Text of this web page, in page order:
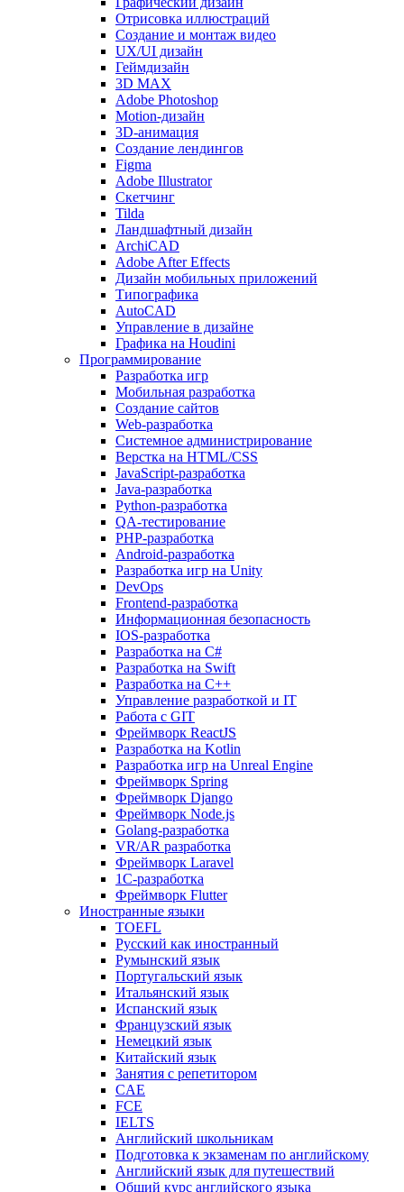
Отрисовка иллюстраций
Создание и монтаж видео
UX/UI дизайн
Геймдизайн
3D MAX
Adobe Photoshop
Motion-дизайн
3D-анимация
Создание лендингов
Figma
Adobe Illustrator
Скетчинг
Tilda
Ландшафтный дизайн
ArchiCAD
Adobe After Effects
Дизайн мобильных приложений
Типографика
AutoCAD
Управление в дизайне
Графика на Houdini
Программирование
Разработка игр
Мобильная разработка
Создание сайтов
Web-разработка
Системное администрирование
Верстка на HTML/CSS
JavaScript-разработка
Java-разработка
Python-разработка
QA-тестирование
PHP-разработка
Android-разработка
Разработка игр на Unity
DevOps
Frontend-разработка
Информационная безопасность
IOS-разработка
Разработка на C#
Разработка на Swift
Разработка на C++
Управление разработкой и IT
Работа с GIT
Фреймворк ReactJS
Разработка на Kotlin
Разработка игр на Unreal Engine
Фреймворк Spring
Фреймворк Django
Фреймворк Node.js
Golang-разработка
VR/AR разработка
Фреймворк Laravel
1C-разработка
Фреймворк Flutter
Иностранные языки
TOEFL
Русский как иностранный
Румынский язык
Португальский язык
Итальянский язык
Испанский язык
Французский язык
Немецкий язык
Китайский язык
Занятия с репетитором
CAE
FCE
IELTS
Английский школьникам
Подготовка к экзаменам по английскому
Английский язык для путешествий
Общий курс английского языка